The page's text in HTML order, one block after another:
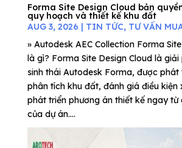
Forma Site Design Cloud bản
quy hoạch và thiết kế khu đất
AUG 3, 2026 | TIN TỨC, TƯ VẤN
» Autodesk AEC Collection Forma
là gì? Forma Site Design Cloud là
sinh thái Autodesk Forma, được phát
phân tích khu đất, đánh giá điều kiện
phát triển phương án thiết kế ngay từ
của dự án....